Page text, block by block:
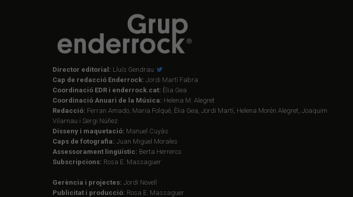
Director editorial: Lluís Gendrau
Cap de redacció Enderrock: Jordi Martí Fabra
Coordinació EDR i enderrock.cat: Èlia Gea
Coordinació Anuari de la Música: Helena M. Alegret
Redacció: Ferran Amado, Maria Folqué, Èlia Gea, Jordi Martí, Helena Morén Alegret, Joaquim
Vilarnau i Sergi Núñez
Disseny i maquetació: Manuel Cuyàs
Caps de fotografia: Juan Miguel Morales
Assessorament lingüístic: Berta Herreros
Subscripcions: Rosa E. Massaguer
Gerència i projectes: Jordi Novell
Publicitat i producció: Rosa E. Massaguer